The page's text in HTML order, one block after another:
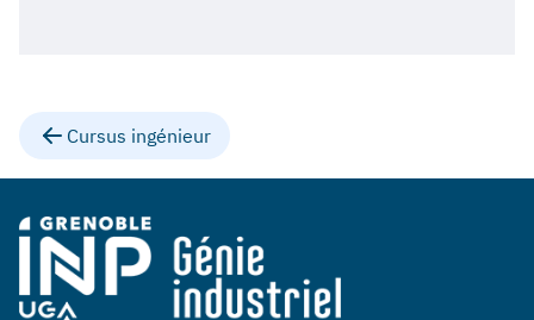
Cursus ingénieur